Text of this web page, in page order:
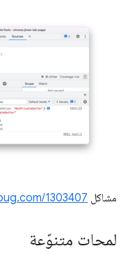
مشاكل Chromium: 1303407
لمحات متنوّعة